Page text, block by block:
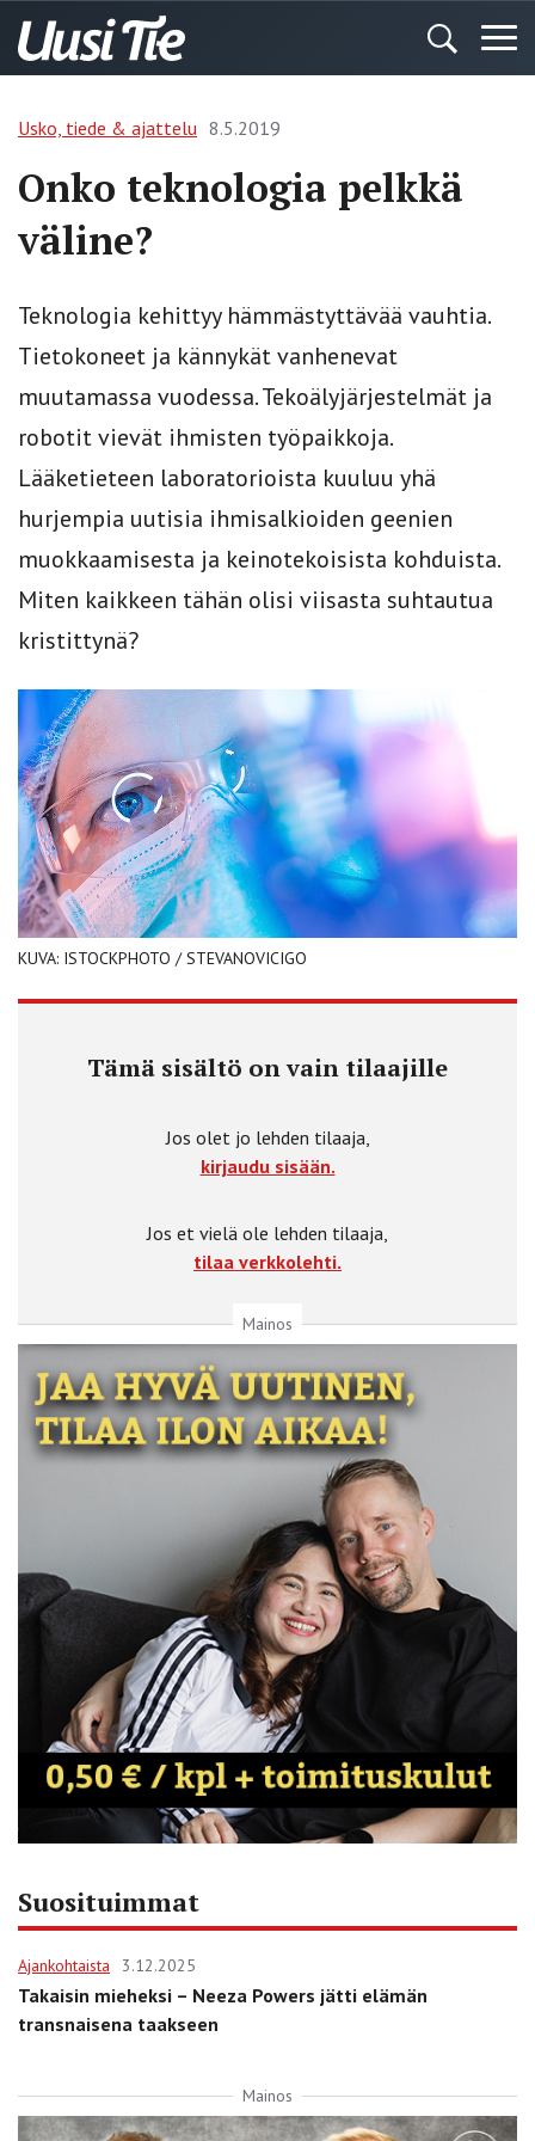
Usko, tiede & ajattelu 8.5.2019
Onko teknologia pelkkä
väline?
Teknologia kehittyy hämmästyttävää vauhtia.
Tietokoneet ja kännykät vanhenevat
muutamassa vuodessa. Tekoälyjärjestelmät ja
robotit vievät ihmisten työpaikkoja.
Lääketieteen laboratorioista kuuluu yhä
hurjempia uutisia ihmisalkioiden geenien
muokkaamisesta ja keinotekoisista kohduista.
Miten kaikkeen tähän olisi viisasta suhtautua
kristittynä?
KUVA: ISTOCKPHOTO / STEVANOVICIGO
Tämä sisältö on vain tilaajille
Jos olet jo lehden tilaaja,
kirjaudu sisään.
Jos et vielä ole lehden tilaaja,
tilaa verkkolehti.
Mainos
Suosituimmat
Ajankohtaista 3.12.2025
Takaisin mieheksi – Neeza Powers jätti elämän
transnaisena taakseen
Mainos